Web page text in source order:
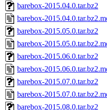
barebox-2015.04.0.tar.bz2
barebox-
barebox-2015.05.0.tar.bz2
barebox-
barebox-2015.06.0.tar.bz2
barebox-
barebox-2015.07.0.tar.bz2
barebox-
barebox-2015.08.0.tar.bz2